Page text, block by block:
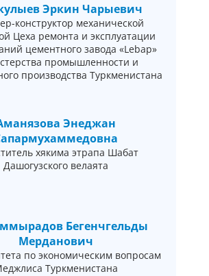
Эркин Чарыевич
конструктор механической
Цеха ремонта и эксплуатации
цементного завода «Lebap»
промышленности и
производства Туркменистана
Энеджан
хякима этрапа Шабат
Дашогузского велаята
Бегенчгельды
Мерданович
по экономическим вопросам
Туркменистана